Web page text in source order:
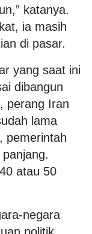
katanya.
ia masih
di pasar.
yang saat ini
dibangun
perang Iran
lama
pemerintah
atau 50
negara